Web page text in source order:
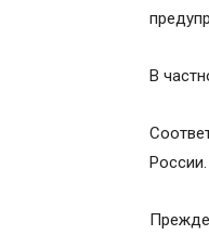
В
России.
Прежде